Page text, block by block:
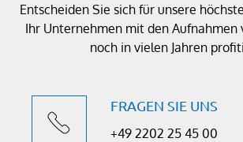
Entscheiden Sie sich für unsere
Ihr Unternehmen mit den Aufnahmen
noch in vielen Jahren
FRAGEN SIE UNS
+49 2202 25 45 00